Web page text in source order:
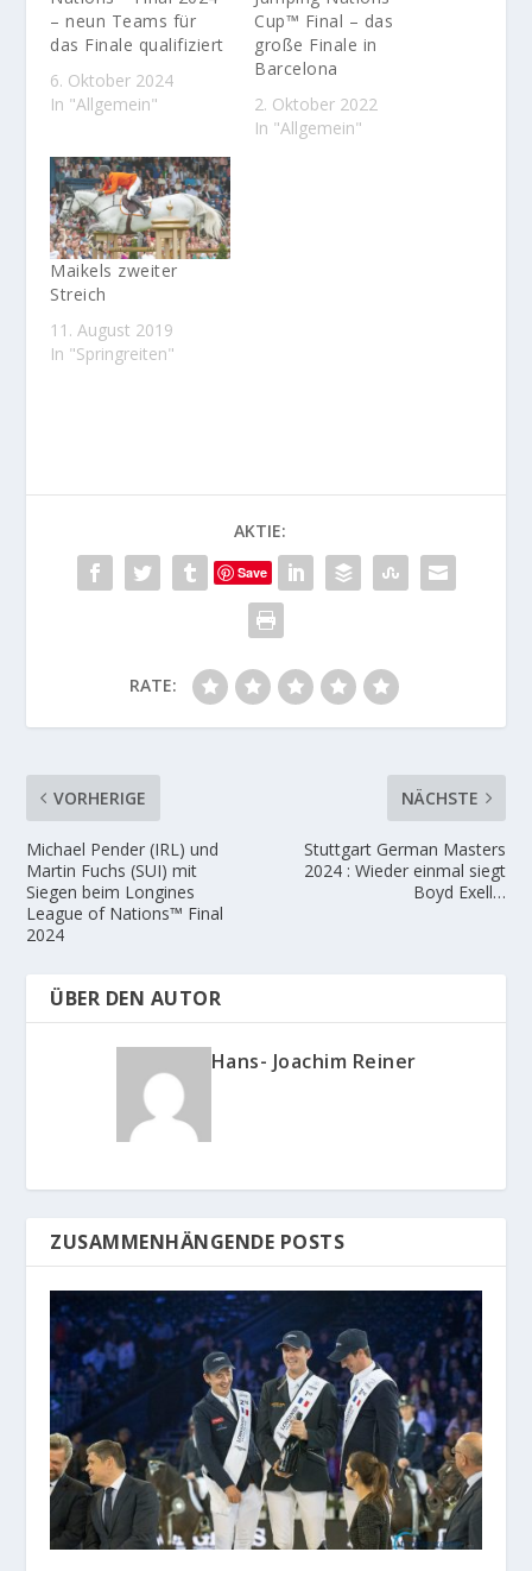
– neun Teams für
das Finale qualifiziert
6. Oktober 2024
In "Allgemein"
Cup™ Final – das
große Finale in
Barcelona
2. Oktober 2022
In "Allgemein"
Maikels zweiter
Streich
11. August 2019
In "Springreiten"
AKTIE:
Save
RATE:
VORHERIGE
Michael Pender (IRL) und
Martin Fuchs (SUI) mit
Siegen beim Longines
League of Nations™ Final
2024
NÄCHSTE
Stuttgart German Masters
2024 : Wieder einmal siegt
Boyd Exell…
ÜBER DEN AUTOR
Hans- Joachim Reiner
ZUSAMMENHÄNGENDE POSTS